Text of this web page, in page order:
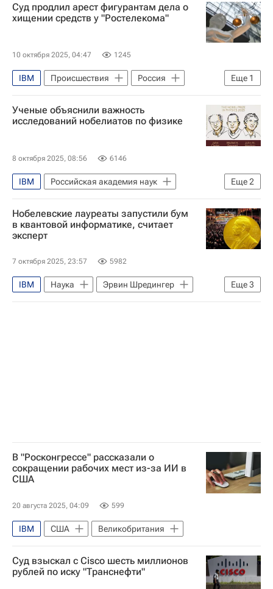
Суд продлил арест фигурантам дела о
хищении средств у "Ростелекома"
10 октября 2025, 04:47 1245
Еще 1
IBM Происшествия
Россия
Ростелеком
Ученые объяснили важность
исследований нобелиатов по физике
8 октября 2025, 08:56 6146
Еще2
IBM
Российская академия наук
Нобелевская премия
Google
Нобелевские лауреаты запустили бум
в квантовой информатике, считает
эксперт
7 октября 2025, 23:57 5982
Еще3
IBM Наука
Эрвин Шредингер
Московский физико-технический институт
В "Росконгрессе" рассказали о
сокращении рабочих мест из-за ИИ в
США
20 августа 2025, 04:09 599
IBM США Великобритания
Суд взыскал с Cisco шесть миллионов
рублей по иску "Транснефти"